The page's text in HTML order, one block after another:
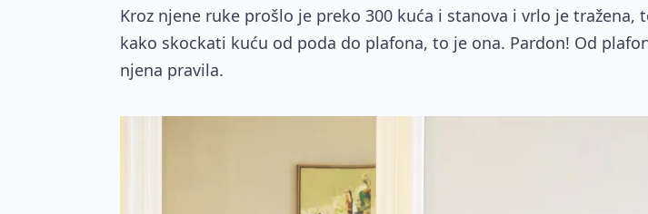
Kroz njene ruke prošlo je preko 300 kuća i stanova i vrlo je tražena,
kako skockati kuću od poda do plafona, to je ona. Pardon! Od
njena pravila.